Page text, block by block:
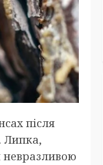
після
Липка,
невразливою